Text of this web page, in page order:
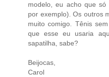
modelo, eu acho que
por exemplo). Os outros
muito comigo. Tênis
que esse eu usaria
sapatilha, sabe?
Beijocas,
Carol